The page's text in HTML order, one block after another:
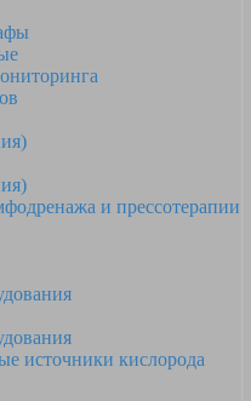
и прессотерапии
источники кислорода